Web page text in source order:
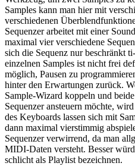
Samples kann man hier mit
verschiedenen
Sequenzer arbeitet mit einer
maximal vier verschiedene
sich die Sequenz nur beschränkt
einzelnen Samples ist nicht frei
möglich, Pausen zu
hinter den Erwartungen zurück.
Sample-Wizard koppeln und
Sequenzer ansteuern möchte,
des Keyboards lassen sich mit
dann maximal vierstimmig
Sequenzer verwirrend, da man
MIDI-Daten versteht. Besser
schlicht als Playlist bezeichnen.